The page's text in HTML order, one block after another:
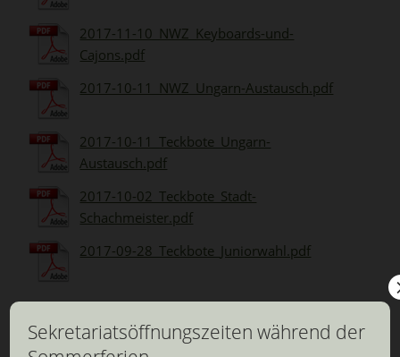
2017-11-10_NWZ_Keyboards-und-
Cajons.pdf
2017-10-11_NWZ_Ungarn-Austausch.pdf
2017-10-11_Teckbote_Ungarn-
Austausch.pdf
2017-10-02_Teckbote_Stadt-
Schachmeister.pdf
2017-09-28_Teckbote_Juniorwahl.pdf
Sekretariatsöffnungszeiten während der